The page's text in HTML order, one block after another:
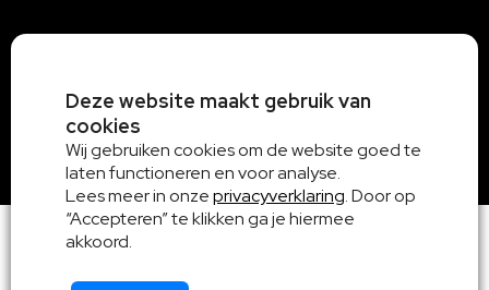
Deze website maakt gebruik van
cookies
Wij gebruiken cookies om de website goed te
laten functioneren en voor analyse.
Lees meer in onzeprivacyverklaring. Door op
“Accepteren” te klikken ga je hiermee
akkoord.